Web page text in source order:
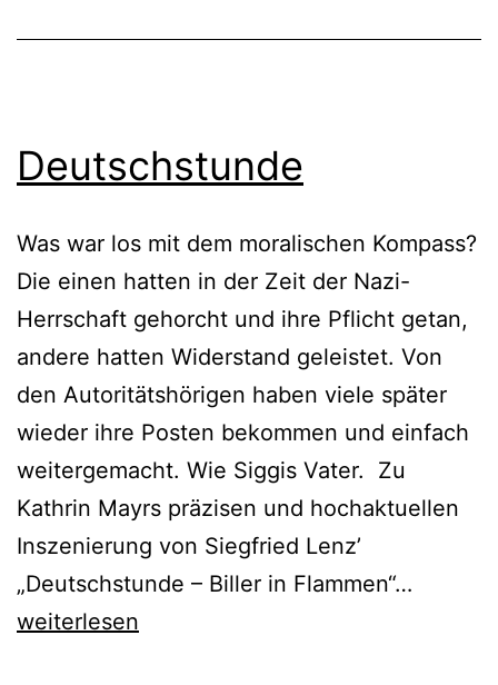
Deutschstunde
Was war los mit dem moralischen Kompass?
Die einen hatten in der Zeit der Nazi-
Herrschaft gehorcht und ihre Pflicht getan,
andere hatten Widerstand geleistet. Von
den Autoritätshörigen haben viele später
wieder ihre Posten bekommen und einfach
weitergemacht. Wie Siggis Vater. Zu
Kathrin Mayrs präzisen und hochaktuellen
Inszenierung von Siegfried Lenz’
„Deutschstunde – Biller in Flammen“…
weiterlesen